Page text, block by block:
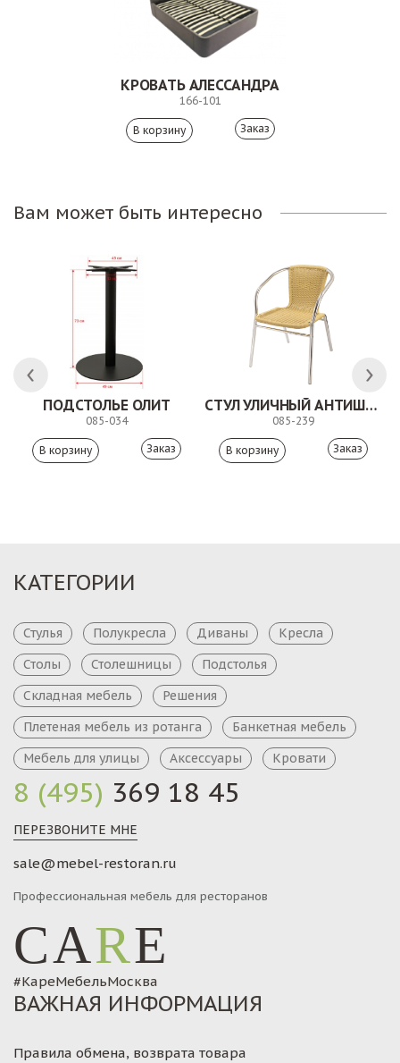
КРОВАТЬ АЛЕССАНДРА
166-101
Заказ
Вам может быть интересно
ПОДСТОЛЬЕ ОЛИТ
085-034
Заказ
СТУЛ УЛИЧНЫЙ АНТИШОН
085-239
Заказ
8 (495) 369 18 45
ПЕРЕЗВОНИТЕ МНЕ
sale@mebel-restoran.ru
Профессиональная мебель для ресторанов
CARE
#КареМебельМосква
КАТЕГОРИИ
Стулья Полукресла Диваны
Кресла
Столы
Столешницы
Подстолья
Складная мебель
Решения
Плетеная мебель из ротанга
Банкетная мебель
Мебель для улицы
Аксессуары Кровати
ВАЖНАЯ ИНФОРМАЦИЯ
Правила обмена, возврата товара